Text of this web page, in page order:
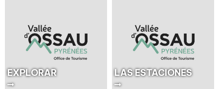
EXPLORAR LAS ESTACIONES